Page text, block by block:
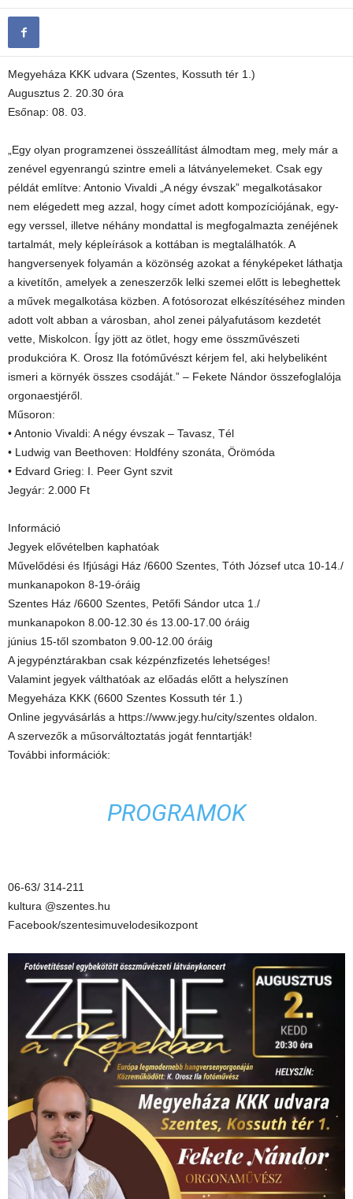
Megyeháza KKK udvara (Szentes, Kossuth tér 1.)
Augusztus 2. 20.30 óra
Esőnap: 08. 03.
„Egy olyan programzenei összeállítást álmodtam meg, mely már a
zenével egyenrangú szintre emeli a látványelemeket. Csak egy
példát említve: Antonio Vivaldi „A négy évszak” megalkotásakor
nem elégedett meg azzal, hogy címet adott kompozíciójának, egy-
egy verssel, illetve néhány mondattal is megfogalmazta zenéjének
tartalmát, mely képleírások a kottában is megtalálhatók. A
hangversenyek folyamán a közönség azokat a fényképeket láthatja
a kivetítőn, amelyek a zeneszerzők lelki szemei előtt is lebeghettek
a művek megalkotása közben. A fotósorozat elkészítéséhez minden
adott volt abban a városban, ahol zenei pályafutásom kezdetét
vette, Miskolcon. Így jött az ötlet, hogy eme összművészeti
produkcióra K. Orosz Ila fotóművészt kérjem fel, aki helybeliként
ismeri a környék összes csodáját.” – Fekete Nándor összefoglalója
orgonaestjéről.
Műsoron:
• Antonio Vivaldi: A négy évszak – Tavasz, Tél
• Ludwig van Beethoven: Holdfény szonáta, Örömóda
• Edvard Grieg: I. Peer Gynt szvit
Jegyár: 2.000 Ft
Információ
Jegyek elővételben kaphatóak
Művelődési és Ifjúsági Ház /6600 Szentes, Tóth József utca 10-14./
munkanapokon 8-19-óráig
Szentes Ház /6600 Szentes, Petőfi Sándor utca 1./
munkanapokon 8.00-12.30 és 13.00-17.00 óráig
június 15-től szombaton 9.00-12.00 óráig
A jegypénztárakban csak kézpénzfizetés lehetséges!
Valamint jegyek válthatóak az előadás előtt a helyszínen
Megyeháza KKK (6600 Szentes Kossuth tér 1.)
Online jegyvásárlás a https://www.jegy.hu/city/szentes oldalon.
A szervezők a műsorváltoztatás jogát fenntartják!
További információk:
PROGRAMOK
06-63/ 314-211
kultura @szentes.hu
Facebook/szentesimuvelodesikozpont